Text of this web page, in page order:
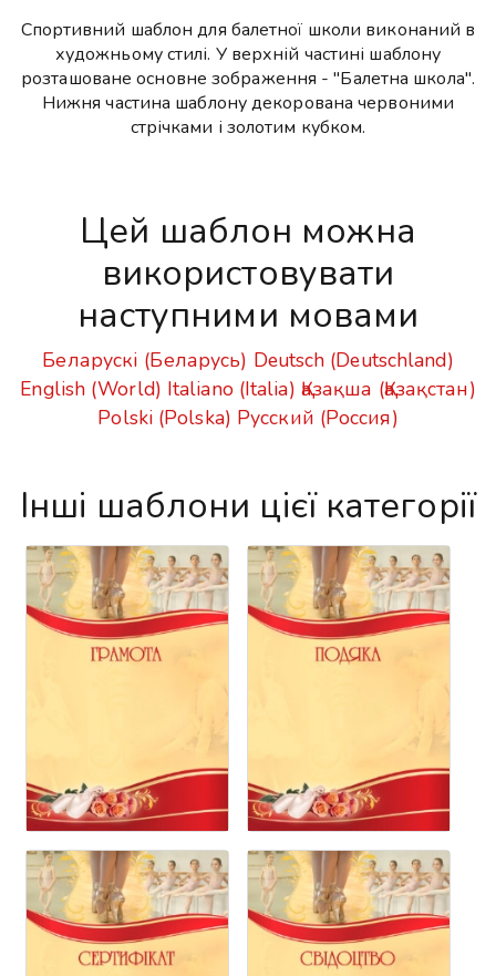
Спортивний шаблон для балетної школи виконаний в
художньому стилі. У верхній частині шаблону
розташоване основне зображення - "Балетна школа".
Нижня частина шаблону декорована червоними
стрічками і золотим кубком.
Цей шаблон можна
використовувати
наступними мовами
Беларускі (Беларусь) Deutsch (Deutschland)
English (World) Italiano (Italia) Қазақша (Қазақстан)
Polski (Polska) Русский (Россия)
Інші шаблони цієї категорії